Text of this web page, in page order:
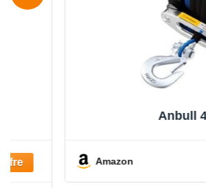
Anbull 4500 Lbs
Amazon